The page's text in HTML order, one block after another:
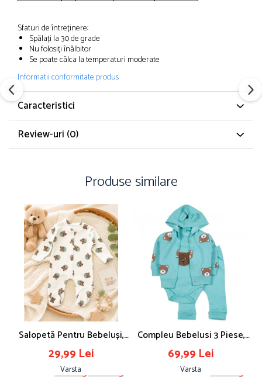
Sfaturi de întreținere:
Spălați la 30 de grade
Nu folosiți înălbitor
Se poate călca la temperaturi moderate
Informatii conformitate produs
Caracteristici
Review-uri (0)
Produse similare
Salopetă Pentru Bebeluși,
Imprimeu Ursuleți
29,99 Lei
Varsta:
Compleu Bebelusi 3 Piese,
Model Ursulet, Safir
69,99 Lei
Varsta: